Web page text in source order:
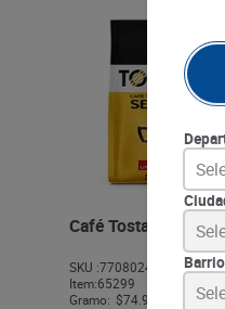
Café Tostao
SKU :7708024204758
Item:65299
Gramo: $74.95
Barrio